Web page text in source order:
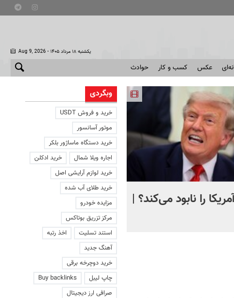
Aug 9, 2026 - یکشنبه ۱۸ مرداد ۱۴۰۵
عکس کسب و کار حوادث
را نابود می‌کند؟ |
تصویری دردناک از دلفینی
یک هفته کنار جسد
ماند | ویدئو
وبگردی
خرید و فروش USDT
موتور آسانسور
خرید دستگاه ماساژور بلکر
اجاره ویلا شمال
خرید ادکلن
خرید لوازم آرایشی اصل
خرید طلای آب شده
مزایده خودرو
مرکز تزریق بوتاکس
استند تسلیت
اخذ رتبه
آهنگ جدید
خرید دوچرخه برقی
چاپ لیبل
Buy backlinks
صرافی ارز دیجیتال